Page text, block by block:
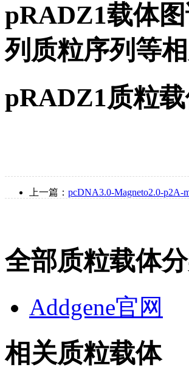
pRADZ1载体
列质粒序列等
pRADZ1质粒
上一篇： pcDNA3.0-Magneto2.0-p2A-
全部质粒载体
Addgene官网
相关质粒载体